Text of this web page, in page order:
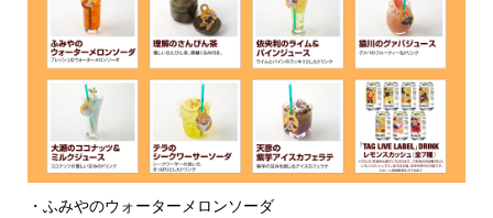
・ふみやのウォーターメロンソーダ